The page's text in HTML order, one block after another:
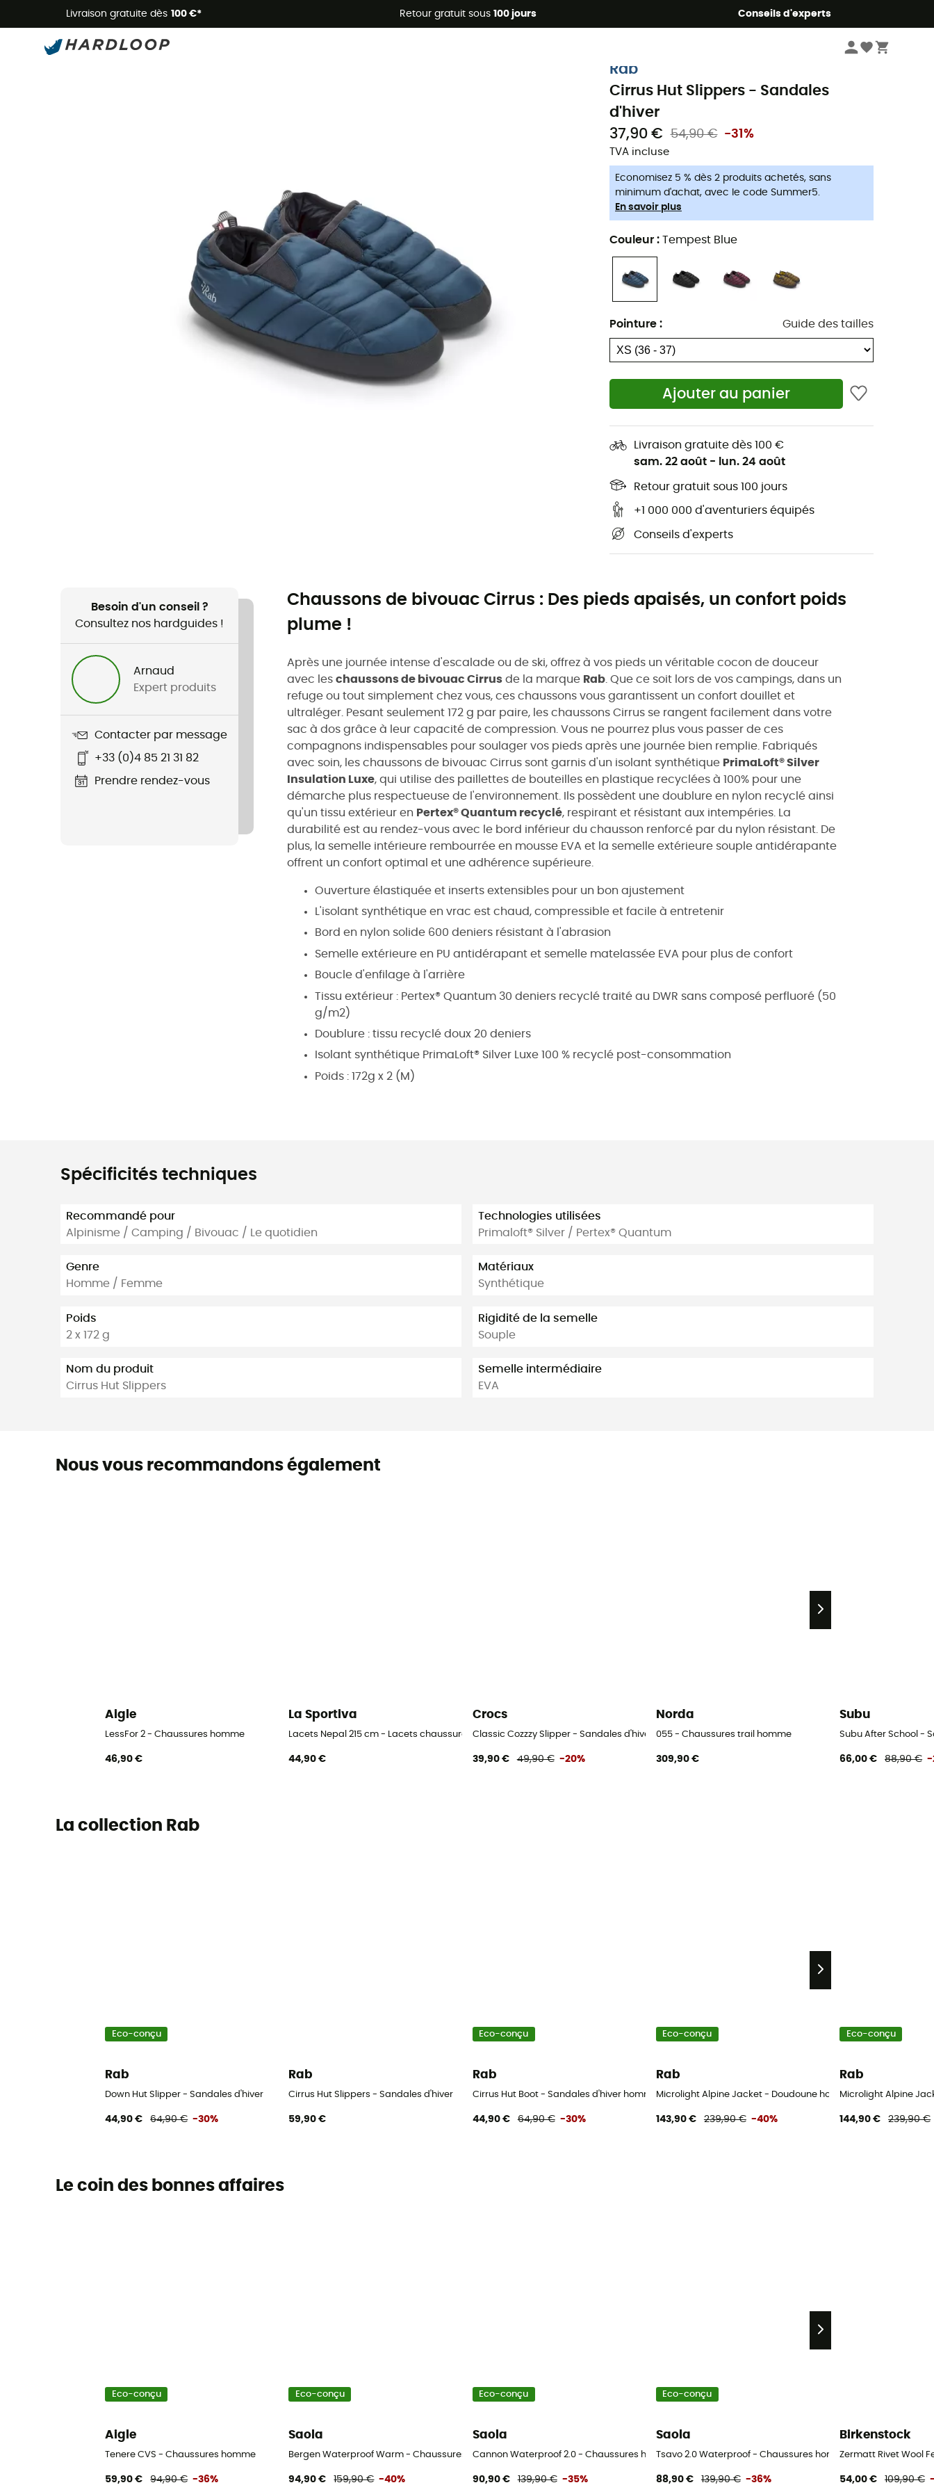
Livraison gratuite dès 100 €* Retour gratuit sous 100 jours Conseils d'experts
Promos d'été 🔥 -5 % EXTRA dès 2 produits* code Summer5
Rab
Cirrus Hut Slippers - Sandales
d'hiver
37,90 €
54,90 € -31%
TVA incluse
Economisez 5 % dès 2 produits achetés, sans
minimum d'achat, avec le code Summer5.
En savoir plus
Couleur : Tempest Blue
Pointure : Guide des tailles
Ajouter au panier
Livraison gratuite dès 100 €
sam. 22 août - lun. 24 août
Retour gratuit sous 100 jours
+1 000 000 d'aventuriers équipés
Conseils d'experts
Besoin d'un conseil ?
Consultez nos hardguides !
Arnaud
Expert produits
Contacter par message
+33 (0)4 85 21 31 82
Prendre rendez-vous
Chaussons de bivouac Cirrus : Des pieds apaisés, un confort poids
plume !
Après une journée intense d'escalade ou de ski, offrez à vos pieds un véritable cocon de douceur
avec les chaussons de bivouac Cirrus de la marque Rab . Que ce soit lors de vos campings, dans un
refuge ou tout simplement chez vous, ces chaussons vous garantissent un confort douillet et
ultraléger. Pesant seulement 172 g par paire, les chaussons Cirrus se rangent facilement dans votre
sac à dos grâce à leur capacité de compression. Vous ne pourrez plus vous passer de ces
compagnons indispensables pour soulager vos pieds après une journée bien remplie. Fabriqués
avec soin, les chaussons de bivouac Cirrus sont garnis d'un isolant synthétique PrimaLoft® Silver
Insulation Luxe, qui utilise des paillettes de bouteilles en plastique recyclées à 100% pour une
démarche plus respectueuse de l'environnement. Ils possèdent une doublure en nylon recyclé ainsi
qu'un tissu extérieur en Pertex® Quantum recyclé, respirant et résistant aux intempéries. La
durabilité est au rendez-vous avec le bord inférieur du chausson renforcé par du nylon résistant. De
plus, la semelle intérieure rembourrée en mousse EVA et la semelle extérieure souple antidérapante
offrent un confort optimal et une adhérence supérieure.
Ouverture élastiquée et inserts extensibles pour un bon ajustement
L'isolant synthétique en vrac est chaud, compressible et facile à entretenir
Bord en nylon solide 600 deniers résistant à l'abrasion
Semelle extérieure en PU antidérapant et semelle matelassée EVA pour plus de confort
Boucle d'enfilage à l'arrière
Tissu extérieur : Pertex® Quantum 30 deniers recyclé traité au DWR sans composé perfluoré (50
g/m2)
Doublure : tissu recyclé doux 20 deniers
Isolant synthétique PrimaLoft® Silver Luxe 100 % recyclé post-consommation
Poids : 172g x 2 (M)
Spécificités techniques
Recommandé pour
Alpinisme / Camping / Bivouac / Le quotidien
Genre
Homme / Femme
Poids
2 x 172 g
Nom du produit
Cirrus Hut Slippers
Technologies utilisées
Primaloft® Silver / Pertex® Quantum
Matériaux
Synthétique
Rigidité de la semelle
Souple
Semelle intermédiaire
EVA
Nous vous recommandons également
Aigle
LessFor 2 - Chaussures homme
46,90 €
La Sportiva
Lacets Nepal 215 cm - Lacets chaussures alpinisme
44,90 €
Crocs
Classic Cozzzy Slipper - Sandales d'hiver
39,90 € 49,90 € -20%
Norda
055 - Chaussures trail homme
309,90 €
Subu
Subu After School -
66,00 € 88,90 € -
La collection Rab
Eco-conçu
Rab
Down Hut Slipper - Sandales d'hiver
44,90 € 64,90 € -30%
Rab
Cirrus Hut Slippers - Sandales d'hiver
59,90 €
Eco-conçu
Rab
Cirrus Hut Boot - Sandales d'hiver homme
44,90 € 64,90 € -30%
Eco-conçu
Rab
Microlight Alpine Jacket - Doudoune homme
143,90 € 239,90 € -40%
Eco-conçu
Rab
Microlight Alpine
144,90 € 239,90 €
Le coin des bonnes affaires
Eco-conçu
Aigle
Tenere CVS - Chaussures homme
59,90 € 94,90 € -36%
Eco-conçu
Saola
Bergen Waterproof Warm - Chaussures homme
94,90 € 159,90 € -40%
Eco-conçu
Saola
Cannon Waterproof 2.0 - Chaussures homme
90,90 € 139,90 € -35%
Eco-conçu
Saola
Tsavo 2.0 Waterproof - Chaussures homme
88,90 € 139,90 € -36%
Birkenstock
Zermatt Rivet Wool
54,00 € 109,90 €